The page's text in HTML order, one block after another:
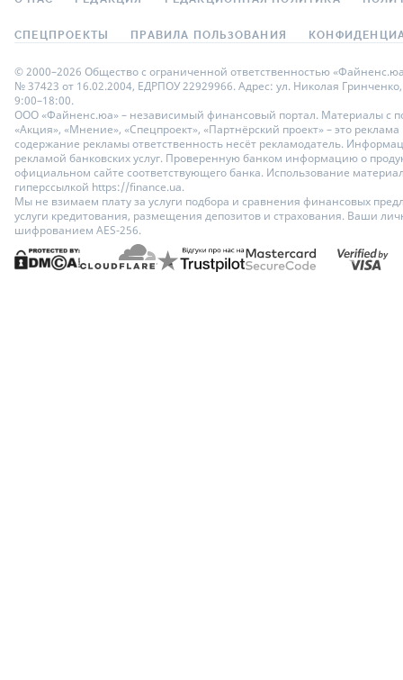
СПЕЦПРОЕКТЫ ПРАВИЛА ПОЛЬЗОВАНИЯ
© 2000–2026 Общество с ограниченной ответственностью
№ 37423 от 16.02.2004, ЕДРПОУ 22929966. Адрес: ул. Николая
9:00–18:00.
ООО «Файненс.юа» – независимый финансовый портал. Материалы с
«Акция», «Мнение», «Спецпроект», «Партнёрский проект» – это
содержание рекламы ответственность несёт рекламодатель.
рекламой банковских услуг. Проверенную банком информацию о
официальном сайте соответствующего банка. Использование
гиперссылкой https://finance.ua.
Мы не взимаем плату за услуги подбора и сравнения финансовых
услуги кредитования, размещения депозитов и страхования. Ваши
шифрованием AES-256.